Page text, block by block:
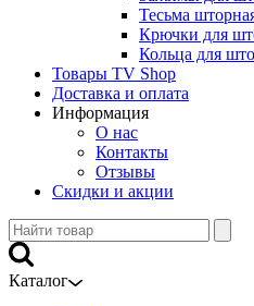
Тесьма
Крючки для
Кольца для
Товары TV Shop
Доставка и оплата
Информация
О нас
Контакты
Отзывы
Скидки и акции
Каталог